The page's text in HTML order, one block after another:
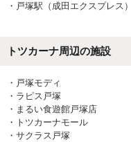
・ 戸塚駅（成田エクスプレス）
トツカーナ周辺の施設
・ 戸塚モディ
・ ラピス戸塚
・ まるい食遊館戸塚店
・ トツカーナモール
・ サクラス戸塚